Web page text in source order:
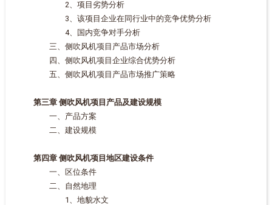
2、项目劣势分析
3、该项目企业在同行业中的竞争优势分析
4、国内竞争对手分析
三、侧吹风机项目产品市场分析
四、侧吹风机项目企业综合优势分析
五、侧吹风机项目产品市场推广策略
第三章 侧吹风机项目产品及建设规模
一、产品方案
二、建设规模
第四章 侧吹风机项目地区建设条件
一、区位条件
二、自然地理
1、地貌水文